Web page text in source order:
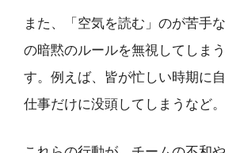
また、「空気を読む」のが苦手
の暗黙のルールを無視してしま
す。例えば、皆が忙しい時期に
仕事だけに没頭してしまうなど。